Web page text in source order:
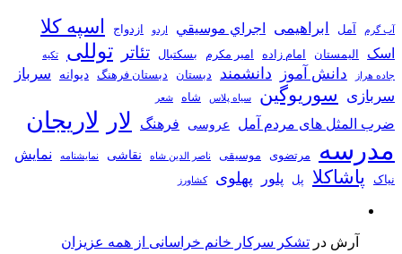
آب گرم آمل ابراهیمی اجراي موسيقي اردو ازدواج اسپه کلا
اسک الیمستان امام زاده امیر مکرم بسکتبال تئاتر توللی تکیه
جاده هراز دانش آموز دانشمند دبستان دبستان فرهنگ دیوانه
سرباز
سربازی
سوریوگین سیاه پلاس شاه شعر
ضرب المثل های مردم آمل عروسی فرهنگ لار لاریجان
مدرسه مرتضوی موسیقی ناصر الدین شاه نقاشی نمايشنامه نمایش
نیاک پاشاکلا پل پلور پهلوی کشاورز
آرش در تشکر سرکار خانم خراسانی از همه عزیزان